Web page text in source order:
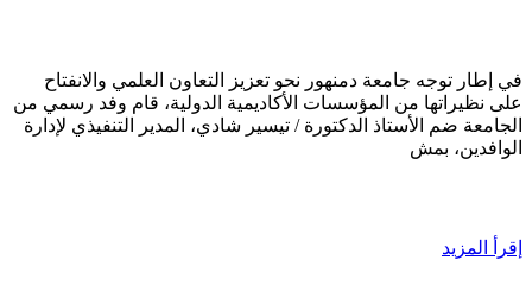
في إطار توجه جامعة دمنهور نحو تعزيز التعاون العلمي والانفتاح
على نظيراتها من المؤسسات الأكاديمية الدولية، قام وفد رسمي من
الجامعة ضم الأستاذ الدكتورة / تيسير شادي، المدير التنفيذي لإدارة
الوافدين، بمش
إقرأ المزيد